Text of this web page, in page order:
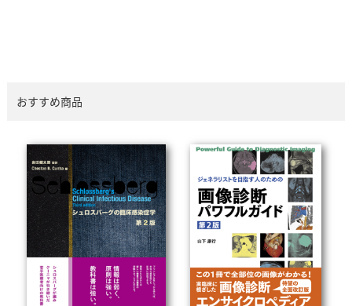
おすすめ商品